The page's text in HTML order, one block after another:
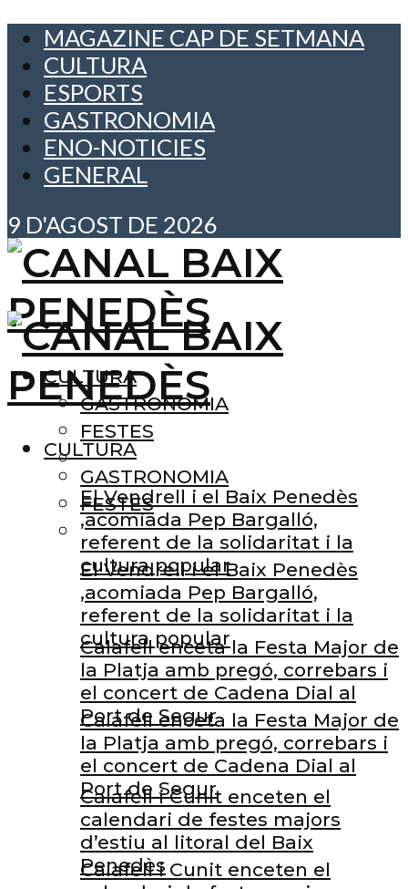
MAGAZINE CAP DE SETMANA
CULTURA
ESPORTS
GASTRONOMIA
ENO-NOTICIES
GENERAL
9 D'AGOST DE 2026
CULTURA
GASTRONOMIA
FESTES
El Vendrell i el Baix Penedès
,acomiada Pep Bargalló,
referent de la solidaritat i la
cultura popular
Calafell enceta la Festa Major de
la Platja amb pregó, correbars i
el concert de Cadena Dial al
Port de Segur
Calafell i Cunit enceten el
calendari de festes majors
d’estiu al litoral del Baix
Penedès
CULTURA
GASTRONOMIA
FESTES
El Vendrell i el Baix Penedès
,acomiada Pep Bargalló,
referent de la solidaritat i la
cultura popular
Calafell enceta la Festa Major de
la Platja amb pregó, correbars i
el concert de Cadena Dial al
Port de Segur
Calafell i Cunit enceten el